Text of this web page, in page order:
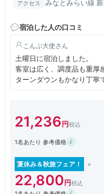
アクセス
みなとみらい線
タクシーで約20分
宿泊した人の口コミ
こんぶ大使
土曜日に宿泊しました。
客室は広く、調度品も重厚
ターンダウンもかなり丁寧
ただ、ほかは気になったっ
勝手に取りに行っている人
やチェックイン時に出す
ッフも多いのですが、立っ
フラダンスショーの案内も
ランダンスショーくらいし
プール別料金なのは、かな
21,236
1名あたり 参考価格
夏休み＆秋旅フェア！
22,800